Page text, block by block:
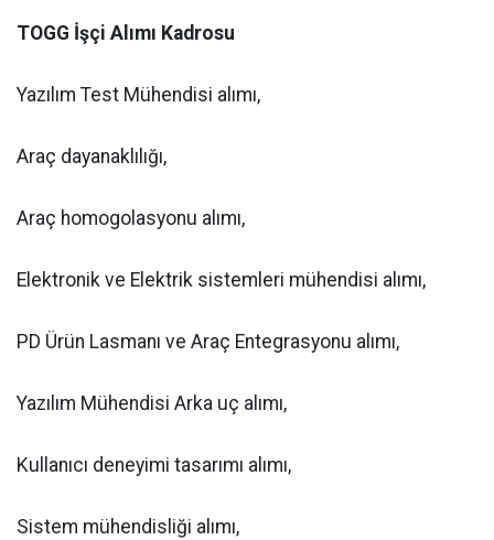
TOGG İşçi Alımı Kadrosu
Yazılım Test Mühendisi alımı,
Araç dayanaklılığı,
Araç homogolasyonu alımı,
Elektronik ve Elektrik sistemleri mühendisi alımı,
PD Ürün Lasmanı ve Araç Entegrasyonu alımı,
Yazılım Mühendisi Arka uç alımı,
Kullanıcı deneyimi tasarımı alımı,
Sistem mühendisliği alımı,